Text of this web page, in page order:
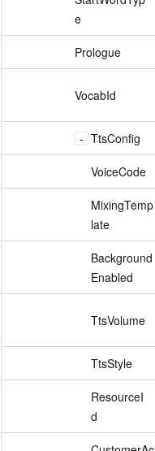
e
Prologue
VocabId
TtsConfig
VoiceCode
MixingTemp
late
Background
Enabled
TtsVolume
TtsStyle
ResourceI
d